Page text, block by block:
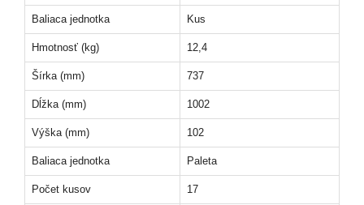
Baliaca jednotka Kus
Hmotnosť (kg) 12,4
Šírka (mm) 737
Dĺžka (mm) 1002
Výška (mm) 102
Baliaca jednotka Paleta
Počet kusov 17